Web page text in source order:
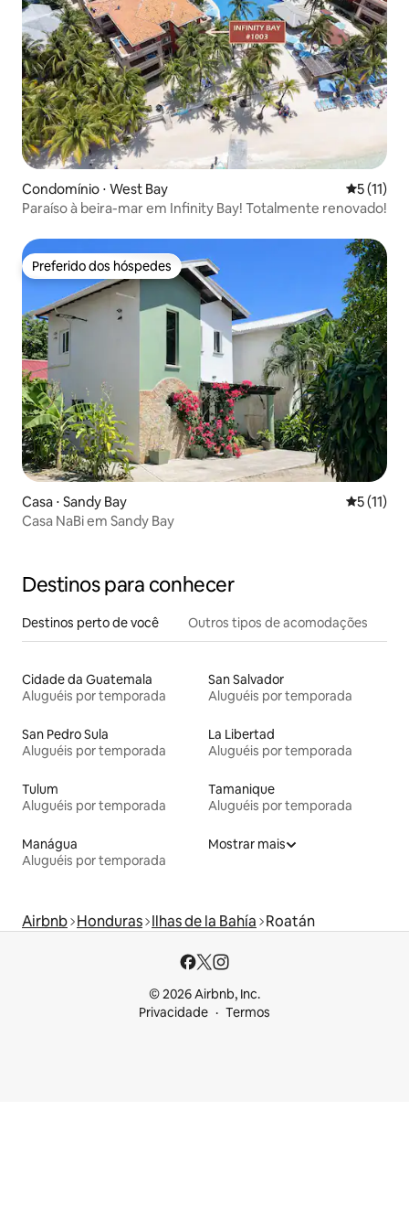
Condomínio ⋅ West Bay 5 de uma
5 (11)
Paraíso à beira-mar em Infinity Bay! Totalmente renovado!
Preferido dos hóspedes
Preferido dos hóspedes
Casa ⋅ Sandy Bay 5 de uma
5 (11)
Casa NaBi em Sandy Bay
Destinos para conhecer
Destinos perto de você Outros tipos de acomodações
Cidade da Guatemala
Aluguéis por temporada
San Salvador
Aluguéis por temporada
San Pedro Sula
Aluguéis por temporada
La Libertad
Aluguéis por temporada
Tulum
Aluguéis por temporada
Tamanique
Aluguéis por temporada
Manágua
Aluguéis por temporada
Mostrar mais
Airbnb Honduras Ilhas de la Bahía Roatán
© 2026 Airbnb, Inc.
Privacidade
Termos